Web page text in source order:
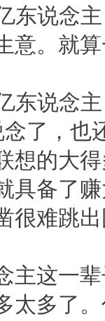
东说念
意。就
东说念
了，也
想的大
具备了
很难跳
主这一
太多了